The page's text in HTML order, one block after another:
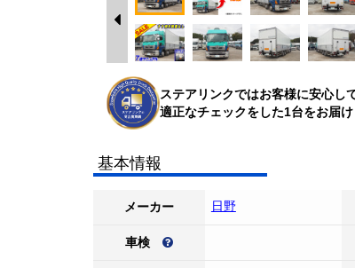
ステアリンクではお客様に安心し
適正なチェックをした1台をお届け
基本情報
メーカー 日野
車検